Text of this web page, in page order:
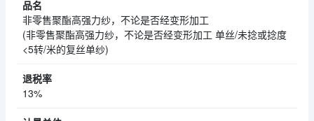
非零售聚酯高强力纱，不论是否经变形加工
(非零售聚酯高强力纱，不论是否经变形加工 单丝/未捻或捻度
<5转/米的复丝单纱)
13%